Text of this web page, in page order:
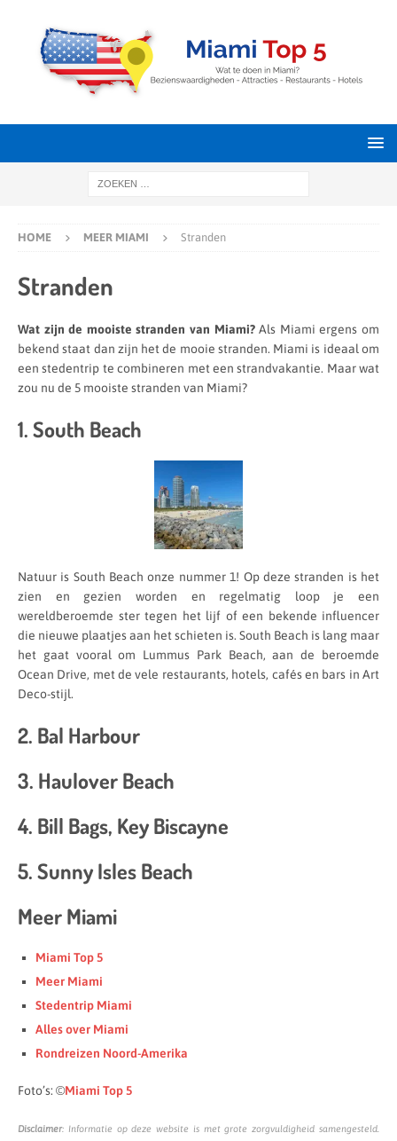
HOME MEER MIAMI Stranden
Stranden
Wat zijn de mooiste stranden van Miami?Als Miami ergens om
bekend staat dan zijn het de mooie stranden. Miami is ideaal om
een stedentrip te combineren met een strandvakantie. Maar wat
zou nu de 5 mooiste stranden van Miami?
1. South Beach
Natuur is South Beach onze nummer 1! Op deze stranden is het
zien en gezien worden en regelmatig loop je een
wereldberoemde ster tegen het lijf of een bekende influencer
die nieuwe plaatjes aan het schieten is. South Beach is lang maar
het gaat vooral om Lummus Park Beach, aan de beroemde
Ocean Drive, met de vele restaurants, hotels, cafés en bars in Art
Deco-stijl.
2. Bal Harbour
3. Haulover Beach
4. Bill Bags, Key Biscayne
5. Sunny Isles Beach
Meer Miami
Miami Top 5
Meer Miami
Stedentrip Miami
Alles over Miami
Rondreizen Noord-Amerika
Foto’s: ©Miami Top 5
Disclaimer: Informatie op deze website is met grote zorgvuldigheid samengesteld.